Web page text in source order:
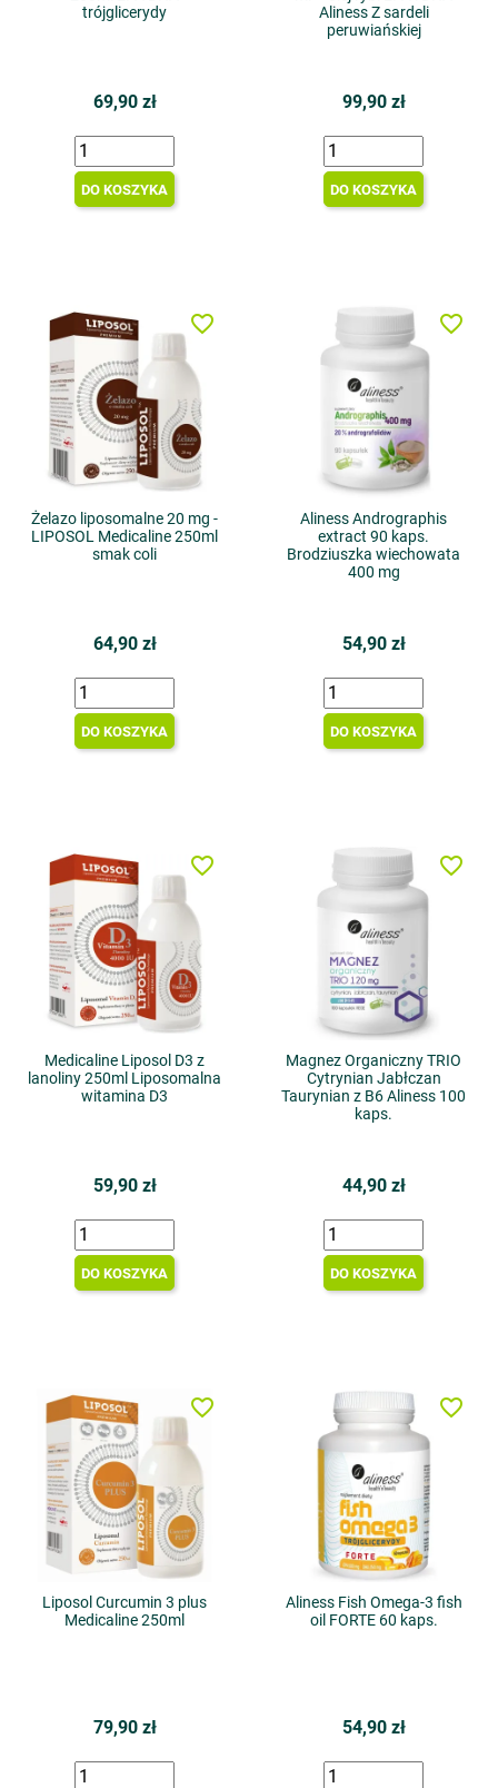
trójglicerydy
69,90 zł
DO KOSZYKA
Aliness Z sardeli
peruwiańskiej
99,90 zł
DO KOSZYKA
Żelazo liposomalne 20 mg -
LIPOSOL Medicaline 250ml
smak coli
64,90 zł
DO KOSZYKA
favorite_border
Aliness Andrographis
extract 90 kaps.
Brodziuszka wiechowata
400 mg
54,90 zł
DO KOSZYKA
favorite_border
Medicaline Liposol D3 z
lanoliny 250ml Liposomalna
witamina D3
59,90 zł
DO KOSZYKA
favorite_border
Magnez Organiczny TRIO
Cytrynian Jabłczan
Taurynian z B6 Aliness 100
kaps.
44,90 zł
DO KOSZYKA
favorite_border
Liposol Curcumin 3 plus
Medicaline 250ml
79,90 zł
favorite_border
Aliness Fish Omega-3 fish
oil FORTE 60 kaps.
54,90 zł
favorite_border